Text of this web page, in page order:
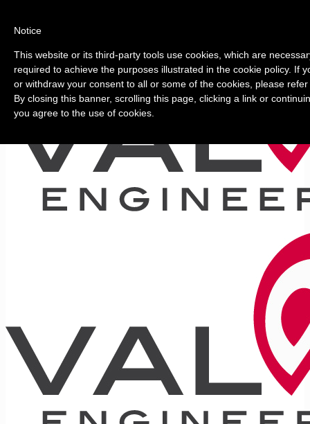
Notice
This website or its third-party tools use cookies, which are
required to achieve the purposes illustrated in the cookie policy. If
or withdraw your consent to all or some of the cookies, please
By closing this banner, scrolling this page, clicking a link or
you agree to the use of cookies.